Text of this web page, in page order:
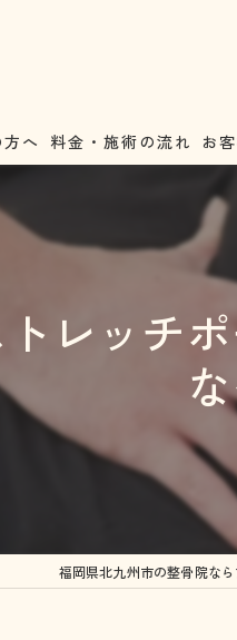
へ 料金・施術の流れ お
レッチ
福岡県北九州市の整骨院な